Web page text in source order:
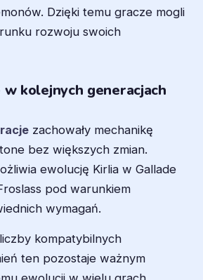
Dzięki temu gracze mogli
rozwoju swoich
kolejnych generacjach
zachowały mechanikę
bez większych zmian.
ewolucję Kirlia w Gallade
pod warunkiem
wymagań.
kompatybilnych
ten pozostaje ważnym